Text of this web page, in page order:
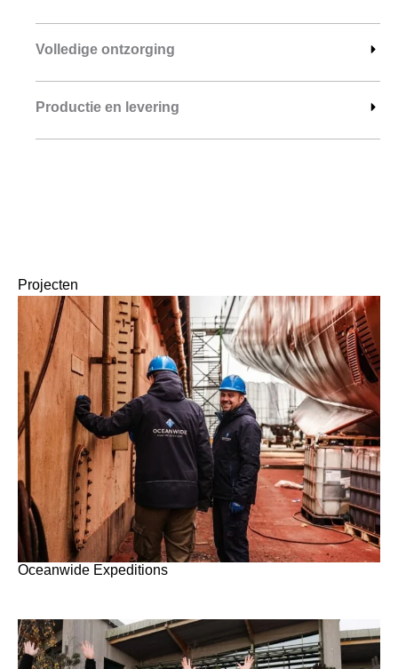
Volledige ontzorging
Productie en levering
Projecten
Oceanwide Expeditions